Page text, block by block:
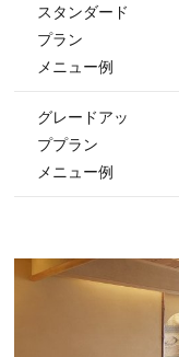
スタンダード
プラン
メニュー例
グレードアッ
ププラン
メニュー例